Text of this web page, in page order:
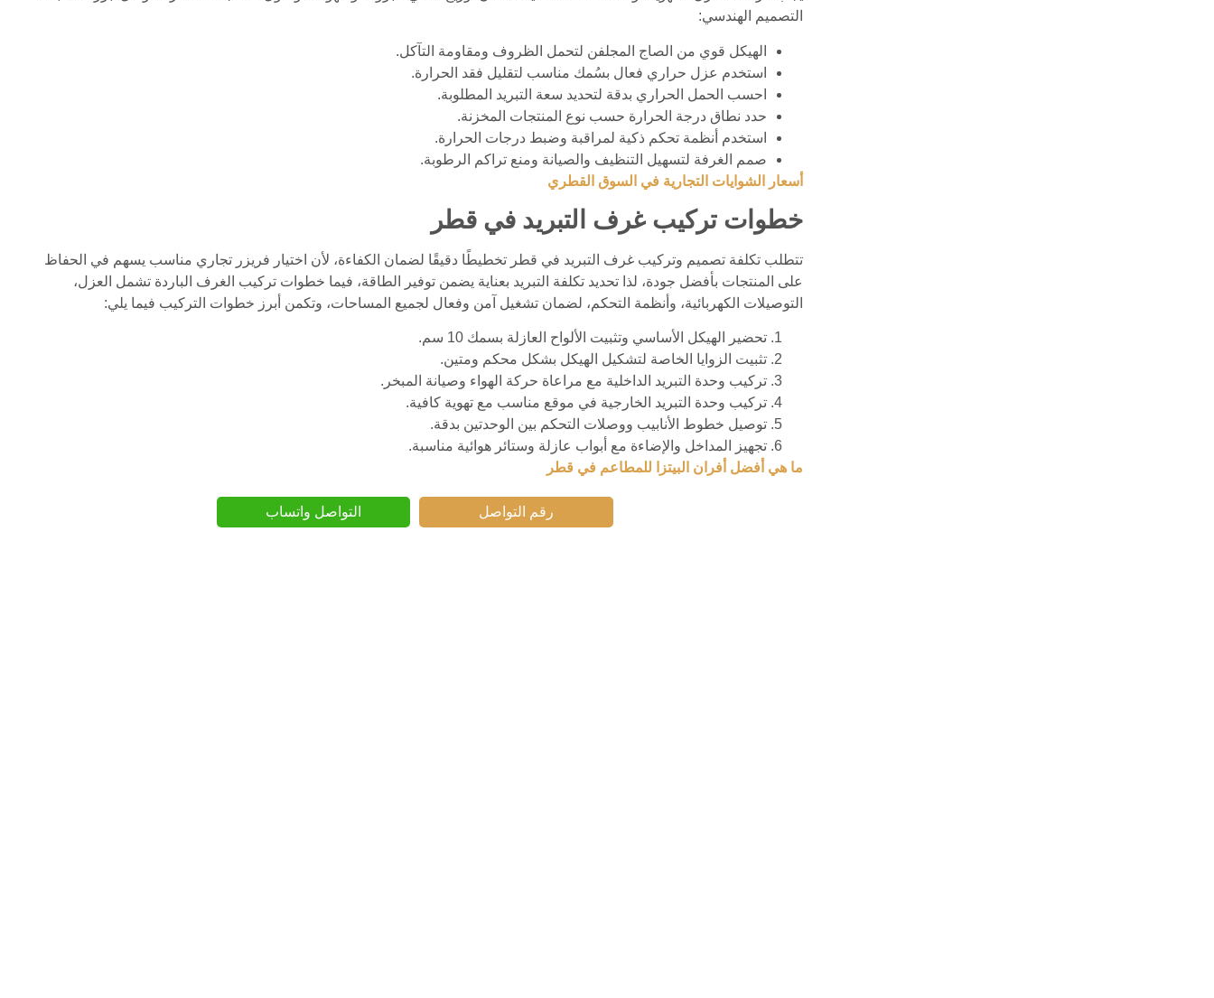
التصميم الهندسي:
الهيكل قوي من الصاج المجلفن لتحمل الظروف ومقاومة التآكل.
استخدم عزل حراري فعال بسُمك مناسب لتقليل فقد الحرارة.
احسب الحمل الحراري بدقة لتحديد سعة التبريد المطلوبة.
حدد نطاق درجة الحرارة حسب نوع المنتجات المخزنة.
استخدم أنظمة تحكم ذكية لمراقبة وضبط درجات الحرارة.
صمم الغرفة لتسهيل التنظيف والصيانة ومنع تراكم الرطوبة.
أسعار الشوايات التجارية في السوق القطري
خطوات تركيب غرف التبريد في قطر
تتطلب تكلفة تصميم وتركيب غرف التبريد في قطر تخطيطًا دقيقًا لضمان الكفاءة، لأن اختيار فريزر تجاري مناسب يسهم في الحفاظ
على المنتجات بأفضل جودة، لذا تحديد تكلفة التبريد بعناية يضمن توفير الطاقة، فيما خطوات تركيب الغرف الباردة تشمل العزل،
التوصيلات الكهربائية، وأنظمة التحكم، لضمان تشغيل آمن وفعال لجميع المساحات، وتكمن أبرز خطوات التركيب فيما يلي:
تحضير الهيكل الأساسي وتثبيت الألواح العازلة بسمك 10 سم.
تثبيت الزوايا الخاصة لتشكيل الهيكل بشكل محكم ومتين.
تركيب وحدة التبريد الداخلية مع مراعاة حركة الهواء وصيانة المبخر.
تركيب وحدة التبريد الخارجية في موقع مناسب مع تهوية كافية.
توصيل خطوط الأنابيب ووصلات التحكم بين الوحدتين بدقة.
تجهيز المداخل والإضاءة مع أبواب عازلة وستائر هوائية مناسبة.
ما هي أفضل أفران البيتزا للمطاعم في قطر
رقم التواصل التواصل واتساب